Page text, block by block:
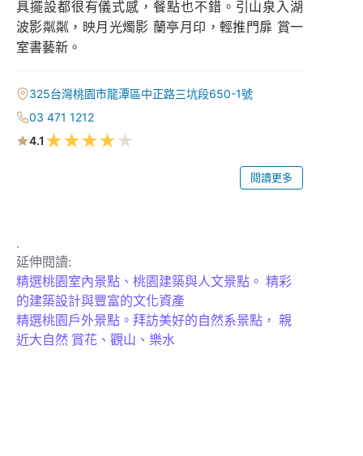
具擺設都很有儀式感，餐點也不錯。引山泉入湖
波影粼粼，映月光燭影 蘭亭月印，輕推門扉 賞一
室書藝新。
325台灣桃園市龍潭區中正路三坑段650-1號
03 471 1212
4.1 ★★★★★
閱讀更多
.
延伸閱讀:
精選桃園室內景點、桃園建築與人文景點。 精彩
的建築設計與豐富的文化資產
精選桃園戶外景點。拜訪美好的自然系景點， 親
近大自然 賞花、觀山、樂水